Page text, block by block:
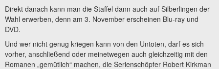
Direkt danach kann man die Staffel dann auch auf Silberlingen der
Wahl erwerben, denn am 3. November erscheinen Blu-ray und
DVD.
Und wer nicht genug kriegen kann von den Untoten, darf es sich
vorher, anschließend oder meinetwegen auch gleichzeitig mit den
Romanen „gemütlich“ machen, die Serienschöpfer Robert Kirkman